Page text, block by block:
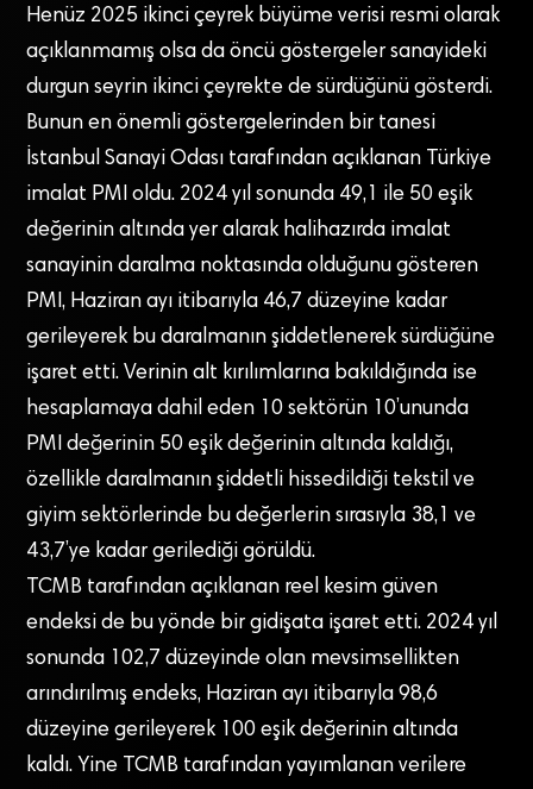
Henüz 2025 ikinci çeyrek büyüme verisi resmi olarak
açıklanmamış olsa da öncü göstergeler sanayideki
durgun seyrin ikinci çeyrekte de sürdüğünü gösterdi.
Bunun en önemli göstergelerinden bir tanesi
İstanbul Sanayi Odası tarafından açıklanan Türkiye
imalat PMI oldu. 2024 yıl sonunda 49,1 ile 50 eşik
değerinin altında yer alarak halihazırda imalat
sanayinin daralma noktasında olduğunu gösteren
PMI, Haziran ayı itibarıyla 46,7 düzeyine kadar
gerileyerek bu daralmanın şiddetlenerek sürdüğüne
işaret etti. Verinin alt kırılımlarına bakıldığında ise
hesaplamaya dahil eden 10 sektörün 10’ununda
PMI değerinin 50 eşik değerinin altında kaldığı,
özellikle daralmanın şiddetli hissedildiği tekstil ve
giyim sektörlerinde bu değerlerin sırasıyla 38,1 ve
43,7’ye kadar gerilediği görüldü.
TCMB tarafından açıklanan reel kesim güven
endeksi de bu yönde bir gidişata işaret etti. 2024 yıl
sonunda 102,7 düzeyinde olan mevsimsellikten
arındırılmış endeks, Haziran ayı itibarıyla 98,6
düzeyine gerileyerek 100 eşik değerinin altında
kaldı. Yine TCMB tarafından yayımlanan verilere